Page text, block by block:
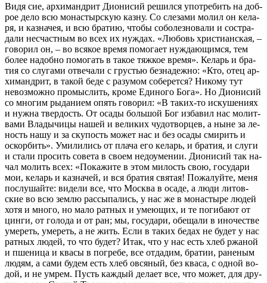
Ви­дя сие, ар­хи­манд­рит Ди­о­ни­сий ре­шил­ся упо­тре­бить на доб­
рое де­ло всю мо­на­стыр­скую каз­ну. Со сле­за­ми мо­лил он ке­ла­
ря, и каз­на­чея, и всю бра­тию, чтобы со­бо­лез­но­ва­ли и со­стра­
да­ли несчаст­ным во всех их нуж­дах. «Лю­бовь хри­сти­ан­ская, –
го­во­рил он, – во вся­кое вре­мя по­мо­га­ет нуж­да­ю­щим­ся, тем
бо­лее на­доб­но по­мо­гать в та­кое тяж­кое вре­мя». Ке­ларь и бра­
тия со слу­га­ми от­ве­ча­ли с гру­стью без­на­деж­но: «Кто, отец ар­
хи­манд­рит, в та­кой бе­де с ра­зу­мом со­бе­рет­ся? Ни­ко­му тут
невоз­мож­но про­мыс­лить, кро­ме Еди­но­го Бо­га». Но Ди­о­ни­сий
со мно­гим ры­да­ни­ем опять го­во­рил: «В та­ких-то ис­ку­ше­ни­ях
и нуж­на твер­дость. От оса­ды боль­шой Бог из­ба­вил нас мо­лит­
ва­ми Вла­ды­чи­цы на­шей и ве­ли­ких чу­до­твор­цев, а ныне за ле­
ность на­шу и за ску­пость мо­жет нас и без оса­ды сми­рить и
оскор­бить». Уми­ли­лись от пла­ча его ке­ларь, и бра­тия, и слу­ги
и ста­ли про­сить со­ве­та в сво­ем недо­уме­нии. Ди­о­ни­сий так на­
чал мо­лить всех: «По­ка­жи­те в этом ми­лость свою, го­су­да­ри
мои, ке­ларь и каз­на­чей, и вся бра­тия свя­тая! По­жа­луй­те, ме­ня
по­слу­шай­те: ви­де­ли все, что Москва в оса­де, а лю­ди ли­тов­
ские во всю зем­лю рас­сы­па­лись, у нас же в мо­на­сты­ре лю­дей
хо­тя и мно­го, но ма­ло рат­ных и уме­ю­щих, и те по­ги­ба­ют от
цин­ги, от го­ло­да и от ран; мы, го­су­да­ри, обе­ща­ли в ино­че­стве
уме­реть, уме­реть, а не жить. Ес­ли в та­ких бе­дах не бу­дет у нас
рат­ных лю­дей, то что бу­дет? Итак, что у нас есть хлеб ржа­ной
и пше­ни­ца и ква­сы в по­гре­бе, все от­да­дим, бра­тии, ра­не­ным
лю­дям, а са­ми бу­дем есть хлеб ов­ся­ный, без ква­са, с од­ной во­
дой, и не умрем. Пусть каж­дый де­ла­ет все, что мо­жет, для дру­